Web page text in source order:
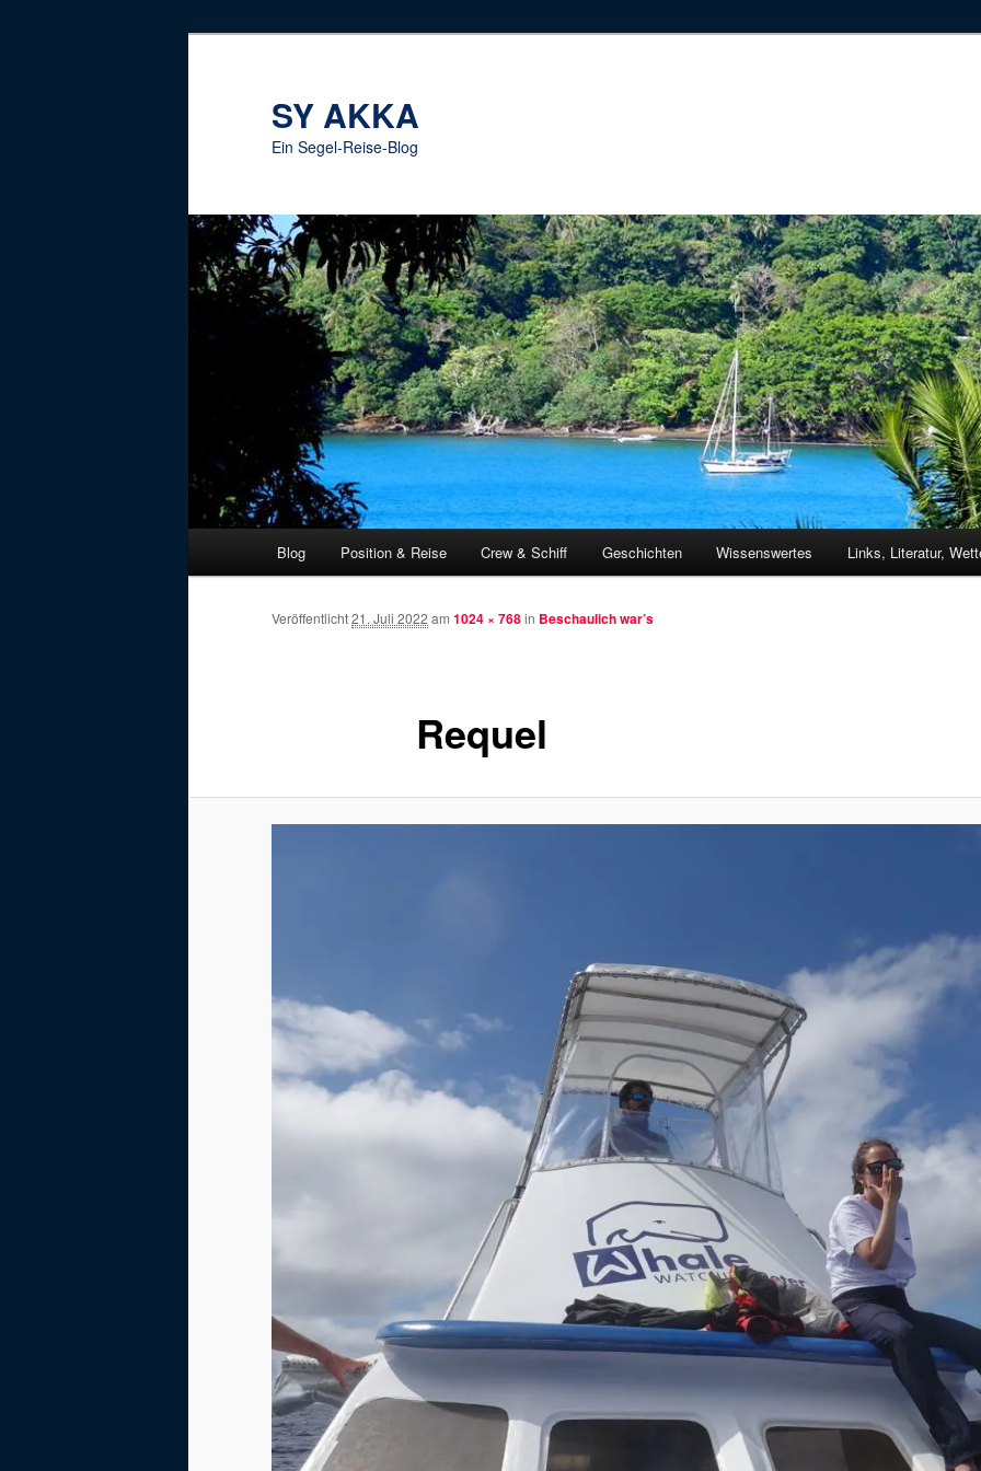
SY AKKA
Ein Segel-Reise-Blog
Blog Position & Reise Crew & Schiff Geschichten Wissenswertes Links, Literatur,
Requel
Veröffentlicht21. Juli 2022 am 1024 × 768in Beschaulich war’s